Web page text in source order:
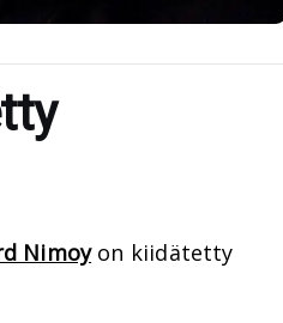
Nimoyon kiidätetty